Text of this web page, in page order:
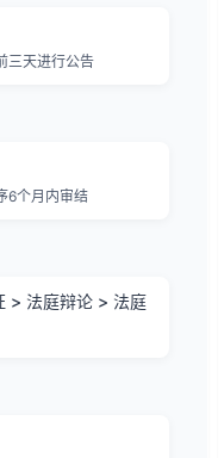
三天进行公告
6个月内审结
> 法庭辩论 > 法庭